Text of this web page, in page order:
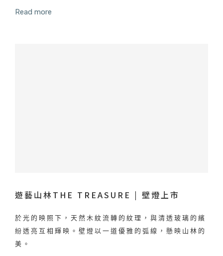
Read more
遊藝山林THE TREASURE | 壁燈上市
於光的映照下，天然木紋流轉的紋理，與清透玻璃的繽
紛透亮互相輝映。壁燈以一道優雅的弧線，懸映山林的
美。